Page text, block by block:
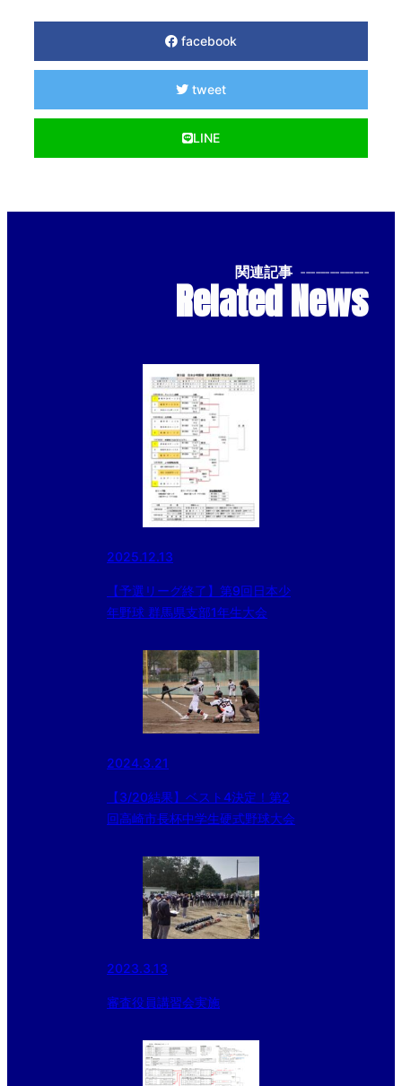
facebook
tweet
LINE
関連記事 --------------
Related News
2025.12.13
【予選リーグ終了】第9回日本少
年野球 群馬県支部1年生大会
2024.3.21
【3/20結果】ベスト4決定！第2
回高崎市長杯中学生硬式野球大会
2023.3.13
審査役員講習会実施